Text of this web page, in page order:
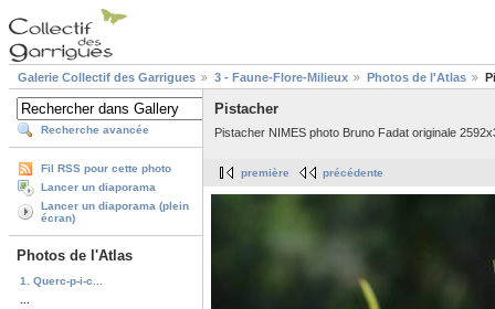
Galerie Collectif des Garrigues 3 - Faune-Flore-Milieux Photos de l'Atlas
Recherche avancée
Fil RSS pour cette photo
Lancer un diaporama
Lancer un diaporama (plein
écran)
Photos de l'Atlas
1. Querc-p-i-c...
Pistacher
Pistacher NIMES photo Bruno Fadat originale
première précédente